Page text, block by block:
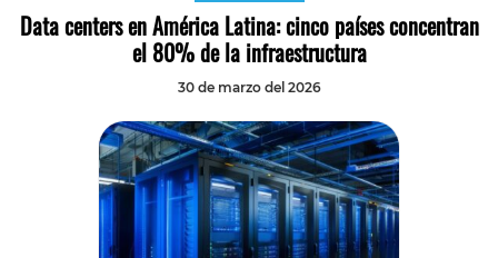
Data centers en América Latina: cinco países concentran
el 80% de la infraestructura
30 de marzo del 2026